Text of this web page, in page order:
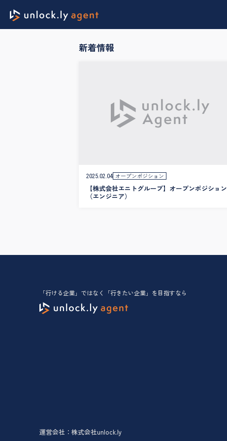
新着情報
【株式会社エニトグループ】オープンポジション
（エンジニア）
2025.02.04 オープンポジション
「行ける企業」ではなく「行きたい企業」を目指すなら
運営会社：株式会社unlock.ly